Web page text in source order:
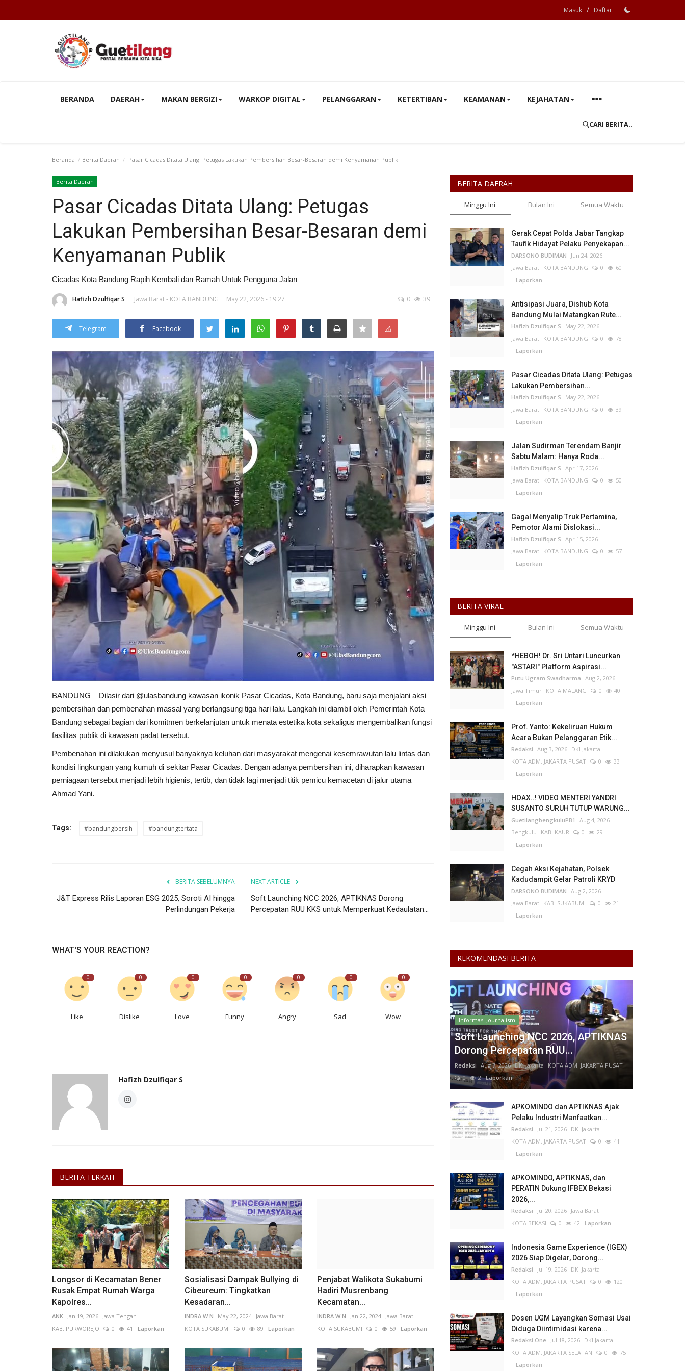
Masuk / Daftar
BERANDA DAERAH MAKAN BERGIZI WARKOP DIGITAL PELANGGARAN KETERTIBAN KEAMANAN KEJAHATAN
CARI BERITA..
Beranda Berita Daerah Pasar Cicadas Ditata Ulang: Petugas Lakukan Pembersihan Besar-Besaran demi Kenyamanan Publik
Berita Daerah
Pasar Cicadas Ditata Ulang: Petugas
Lakukan Pembersihan Besar-Besaran demi
Kenyamanan Publik
Cicadas Kota Bandung Rapih Kembali dan Ramah Untuk Pengguna Jalan
Hafizh Dzulfiqar S Jawa Barat - KOTA BANDUNG May 22, 2026 - 19:27 0 39
Telegram Facebook ⚠
BANDUNG – Dilasir dari @ulasbandung kawasan ikonik Pasar Cicadas, Kota Bandung, baru saja menjalani aksi
pembersihan dan pembenahan massal yang berlangsung tiga hari lalu. Langkah ini diambil oleh Pemerintah Kota
Bandung sebagai bagian dari komitmen berkelanjutan untuk menata estetika kota sekaligus mengembalikan fungsi
fasilitas publik di kawasan padat tersebut.
Pembenahan ini dilakukan menyusul banyaknya keluhan dari masyarakat mengenai kesemrawutan lalu lintas dan
kondisi lingkungan yang kumuh di sekitar Pasar Cicadas. Dengan adanya pembersihan ini, diharapkan kawasan
perniagaan tersebut menjadi lebih higienis, tertib, dan tidak lagi menjadi titik pemicu kemacetan di jalur utama
Ahmad Yani.
Tags: #bandungbersih #bandungtertata
BERITA SEBELUMNYA
J&T Express Rilis Laporan ESG 2025, Soroti AI hingga
Perlindungan Pekerja
NEXT ARTICLE
Soft Launching NCC 2026, APTIKNAS Dorong
Percepatan RUU KKS untuk Memperkuat Kedaulatan...
WHAT'S YOUR REACTION?
0
Like
0
Dislike
0
Love
0
Funny
0
Angry
0
Sad
0
Wow
Hafizh Dzulfiqar S
BERITA TERKAIT
Longsor di Kecamatan Bener
Rusak Empat Rumah Warga
Kapolres...
ANK Jan 19, 2026 Jawa Tengah
KAB. PURWOREJO
0 41 Laporkan
Sosialisasi Dampak Bullying di
Cibeureum: Tingkatkan
Kesadaran...
INDRA W N May 22, 2024
Jawa Barat
KOTA SUKABUMI
0 89 Laporkan
Penjabat Walikota Sukabumi
Hadiri Musrenbang
Kecamatan...
INDRA W N Jan 22, 2024
Jawa Barat
KOTA SUKABUMI
0 59 Laporkan
BERITA DAERAH
Minggu Ini Bulan Ini Semua Waktu
Gerak Cepat Polda Jabar Tangkap
Taufik Hidayat Pelaku Penyekapan...
DARSONO BUDIMAN
Jun 24, 2026
Jawa Barat KOTA BANDUNG 0
60
Laporkan
Antisipasi Juara, Dishub Kota
Bandung Mulai Matangkan Rute...
Hafizh Dzulfiqar S
May 22, 2026
Jawa Barat KOTA BANDUNG 0
78
Laporkan
Pasar Cicadas Ditata Ulang: Petugas
Lakukan Pembersihan...
Hafizh Dzulfiqar S
May 22, 2026
Jawa Barat KOTA BANDUNG 0
39
Laporkan
Jalan Sudirman Terendam Banjir
Sabtu Malam: Hanya Roda...
Hafizh Dzulfiqar S Apr 17, 2026
Jawa Barat KOTA BANDUNG 0
50
Laporkan
Gagal Menyalip Truk Pertamina,
Pemotor Alami Dislokasi...
Hafizh Dzulfiqar S Apr 15, 2026
Jawa Barat KOTA BANDUNG 0
57
Laporkan
BERITA VIRAL
Minggu Ini Bulan Ini Semua Waktu
*HEBOH! Dr. Sri Untari Luncurkan
"ASTARI" Platform Aspirasi...
Putu Ugram Swadharma Aug 2, 2026
Jawa Timur KOTA MALANG 0
40
Laporkan
Prof. Yanto: Kekeliruan Hukum
Acara Bukan Pelanggaran Etik...
Redaksi Aug 3, 2026 DKI Jakarta
KOTA ADM. JAKARTA PUSAT
0
33
Laporkan
HOAX..! VIDEO MENTERI YANDRI
SUSANTO SURUH TUTUP WARUNG...
GuetilangbengkuluPB1
Aug 4, 2026
Bengkulu
KAB. KAUR 0
29
Laporkan
Cegah Aksi Kejahatan, Polsek
Kadudampit Gelar Patroli KRYD
DARSONO BUDIMAN Aug 2, 2026
Jawa Barat KAB. SUKABUMI 0
21
Laporkan
REKOMENDASI BERITA
Informasi Journalism
Soft Launching NCC 2026, APTIKNAS
Dorong Percepatan RUU...
Redaksi Aug 7, 2026 DKI Jakarta
KOTA ADM. JAKARTA PUSAT
0
2Laporkan
APKOMINDO dan APTIKNAS Ajak
Pelaku Industri Manfaatkan...
Redaksi Jul 21, 2026 DKI Jakarta
KOTA ADM. JAKARTA PUSAT
0
41
Laporkan
APKOMINDO, APTIKNAS, dan
PERATIN Dukung IFBEX Bekasi
2026,...
Redaksi Jul 20, 2026 Jawa Barat
KOTA BEKASI
0 42 Laporkan
Indonesia Game Experience (IGEX)
2026 Siap Digelar, Dorong...
Redaksi Jul 19, 2026 DKI Jakarta
KOTA ADM. JAKARTA PUSAT
0
120
Laporkan
Dosen UGM Layangkan Somasi Usai
Diduga Diintimidasi karena...
Redaksi One Jul 18, 2026 DKI Jakarta
KOTA ADM. JAKARTA SELATAN
0
75
Laporkan